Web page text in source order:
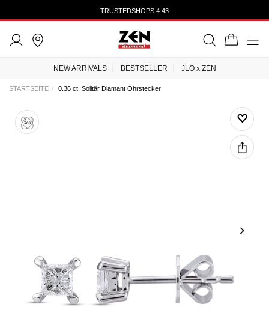
TRUSTEDSHOPS 4.43
NEW ARRIVALS BESTSELLER JLO x ZEN
STARTSEITE 0.36 ct. Solitär Diamant Ohrstecker